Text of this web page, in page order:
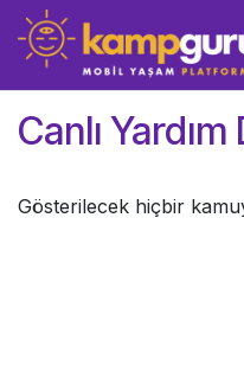
İçereği Atla
Canlı
Gösterilecek hiçbir